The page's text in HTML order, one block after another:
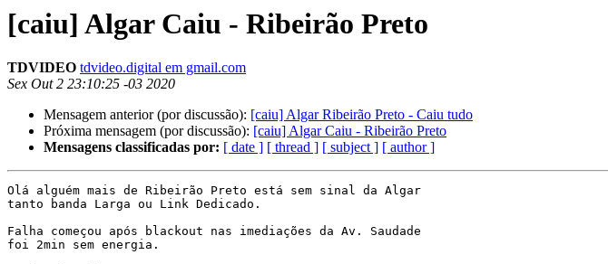
[caiu] Algar Caiu - Ribeirão Preto
TDVIDEO tdvideo.digital em gmail.com
Sex Out 2 23:10:25 -03 2020
Mensagem anterior (por discussão): [caiu] Algar Ribeirão Preto - Caiu tudo
Próxima mensagem (por discussão): [caiu] Algar Caiu - Ribeirão Preto
Mensagens classificadas por: [ date ] [ thread ] [ subject ] [ author ]
Olá alguém mais de Ribeirão Preto está sem sinal da Algar
tanto banda Larga ou Link Dedicado.
Falha começou após blackout nas imediações da Av. Saudade
foi 2min sem energia.